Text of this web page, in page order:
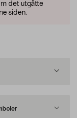
det utgåtte
siden.